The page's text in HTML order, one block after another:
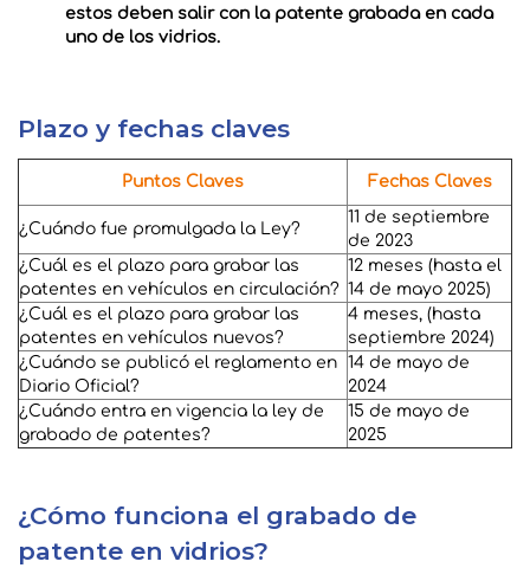
estos deben salir con la patente grabada en cada
uno de los vidrios.
Plazo y fechas claves
Puntos Claves Fechas Claves
¿Cuándo fue promulgada la Ley?
11 de septiembre
de 2023
¿Cuál es el plazo para grabar las
patentes en vehículos en circulación?
12 meses (hasta el
14 de mayo 2025)
¿Cuál es el plazo para grabar las
patentes en vehículos nuevos?
4 meses, (hasta
septiembre 2024)
¿Cuándo se publicó el reglamento en
Diario Oficial?
14 de mayo de
2024
¿Cuándo entra en vigencia la ley de
grabado de patentes?
15 de mayo de
2025
¿Cómo funciona el grabado de
patente en vidrios?